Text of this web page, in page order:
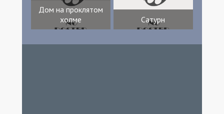
Дом на проклятом
холме
Сатурн